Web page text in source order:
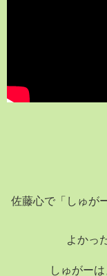
佐藤心で「しゅが
よかっ
しゅがー